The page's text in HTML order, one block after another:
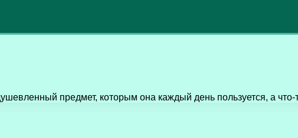
предмет, которым она каждый день пользуется, а